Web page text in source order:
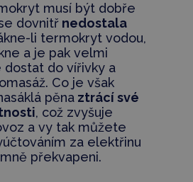
musí být dobře
dovnitřnedostala
li termokryt vodou,
a je pak velmi
dostat do vířivky a
Co je však
pěnaztrácí své
, což zvyšuje ​
a vy tak můžete
za elektřinu
překvapeni.